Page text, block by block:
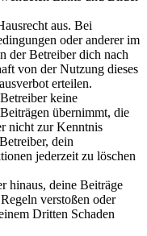
aus. Bei
oder anderer im
der Betreiber dich nach
von der Nutzung dieses
erteilen.
keine
übernimmt, die
nicht zur Kenntnis
dein
jederzeit zu löschen
hinaus, deine Beiträge
verstoßen oder
Dritten Schaden